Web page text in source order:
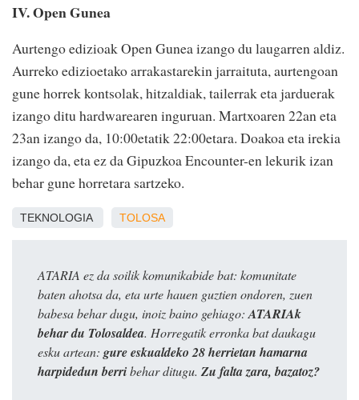
IV. Open Gunea
Aurtengo edizioak Open Gunea izango du laugarren aldiz.
Aurreko edizioetako arrakastarekin jarraituta, aurtengoan
gune horrek kontsolak, hitzaldiak, tailerrak eta jarduerak
izango ditu hardwarearen inguruan. Martxoaren 22an eta
23an izango da, 10:00etatik 22:00etara. Doakoa eta irekia
izango da, eta ez da Gipuzkoa Encounter-en lekurik izan
behar gune horretara sartzeko.
TEKNOLOGIA TOLOSA
ATARIA ez da soilik komunikabide bat: komunitate
baten ahotsa da, eta urte hauen guztien ondoren, zuen
babesa behar dugu, inoiz baino gehiago: ATARIAk
behar du Tolosaldea. Horregatik erronka bat daukagu
esku artean: gure eskualdeko 28 herrietan hamarna
harpidedun berribehar ditugu. Zu falta zara, bazatoz?